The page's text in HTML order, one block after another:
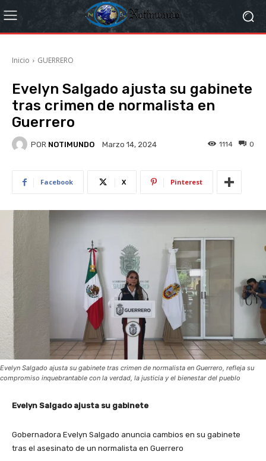
Inicio GUERRERO
Evelyn Salgado ajusta su gabinete
tras crimen de normalista en
Guerrero
POR NOTIMUNDO Marzo 14, 2024 0
1114
Facebook X Pinterest
Evelyn Salgado ajusta su gabinete tras crimen de normalista en Guerrero, refleja su
compromiso inquebrantable con la verdad, la justicia y el bienestar del pueblo
Evelyn Salgado ajusta su gabinete
Gobernadora Evelyn Salgado anuncia cambios en su gabinete
tras el asesinato de un normalista en Guerrero